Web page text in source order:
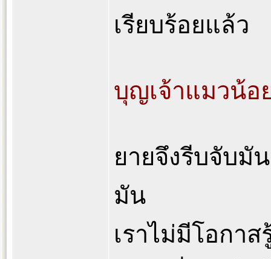
เรียบร้อยแล้ว
บุญเจ้าแมวน้อ
ยายจึงรีบจับมั
มัน
เราไม่มีโอกาส